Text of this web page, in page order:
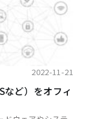
2022-11-21
など）をオフィ